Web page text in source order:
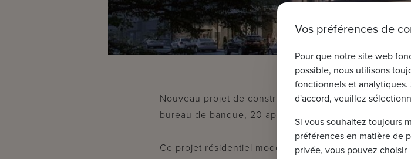
Nouveau projet de construction "Quantum" a
bureau de banque, 20 appartements de luxe et 2
Ce projet résidentiel moderne est idéalement situé,
Vos préférences de
Pour que notre site web
possible, nous utilisons
fonctionnels et analytiques.
d'accord, veuillez
Si vous souhaitez toujours
préférences en matière de
privée, vous pouvez choisir